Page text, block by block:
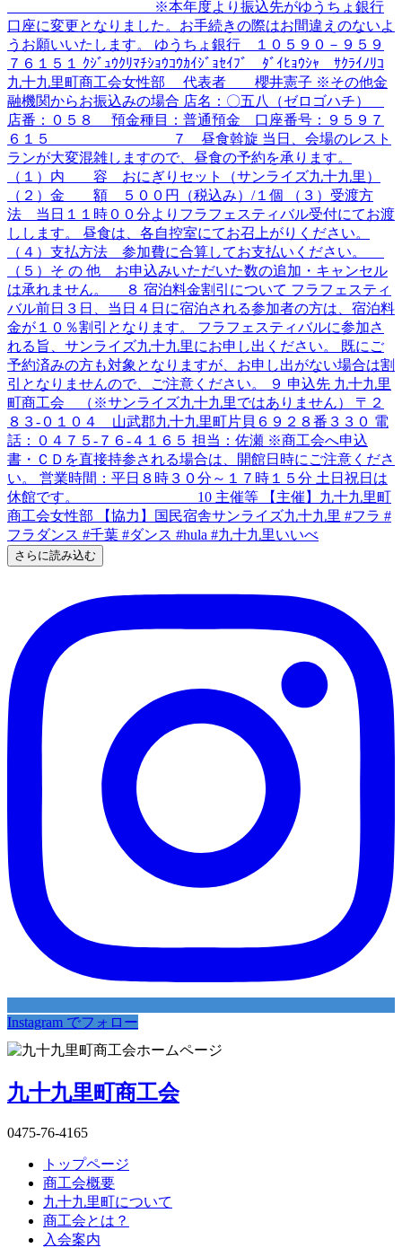
さらに読み込む
Instagram でフォロー
九十九里町商工会
0475-76-4165
トップページ
商工会概要
九十九里町について
商工会とは？
入会案内